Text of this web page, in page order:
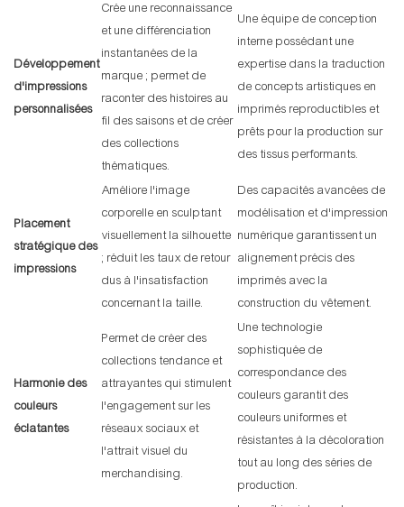
Développement
d'impressions
personnalisées
Crée une reconnaissance
et une différenciation
instantanées de la
marque ; permet de
raconter des histoires au
fil des saisons et de créer
des collections
thématiques.
Une équipe de conception
interne possédant une
expertise dans la traduction
de concepts artistiques en
imprimés reproductibles et
prêts pour la production sur
des tissus performants.
Placement
stratégique des
impressions
Améliore l'image
corporelle en sculptant
visuellement la silhouette
; réduit les taux de retour
dus à l'insatisfaction
concernant la taille.
Des capacités avancées de
modélisation et d'impression
numérique garantissent un
alignement précis des
imprimés avec la
construction du vêtement.
Harmonie des
couleurs
éclatantes
Permet de créer des
collections tendance et
attrayantes qui stimulent
l'engagement sur les
réseaux sociaux et
l'attrait visuel du
merchandising.
Une technologie
sophistiquée de
correspondance des
couleurs garantit des
couleurs uniformes et
résistantes à la décoloration
tout au long des séries de
production.